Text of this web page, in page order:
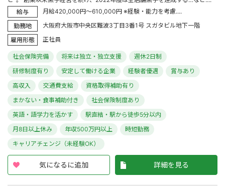
給与
月給420,000円～610,000円 ※経験・能力を考慮....
勤務地
大阪府大阪市中央区難波3丁目3番1号 スガタビル地下一階
雇用形態
正社員
社会保険完備 将来は独立・独立支援
週休2日制
研修制度有り
安定して働ける企業 経験者優遇
賞与あり
高収入
交通費支給
資格取得補助有り
まかない・食事補助付き
社会保険制度あり
英語・語学力を活かす
駅直結・駅から徒歩5分以内
月8日以上休み
年収500万円以上
時短勤務
キャリアチェンジ（未経験OK）
気になるに追加 詳細を見る